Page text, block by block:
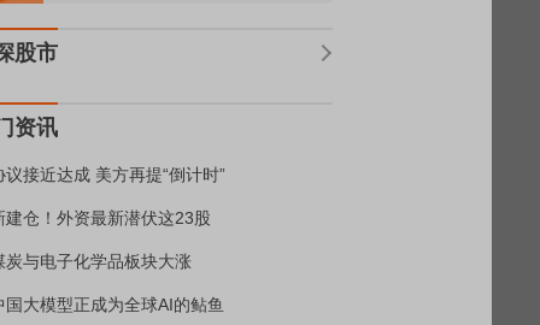
股市
资讯
议接近达成 美方再提“倒计时”
建仓！外资最新潜伏这23股
炭与电子化学品板块大涨
国大模型正成为全球AI的鲇鱼